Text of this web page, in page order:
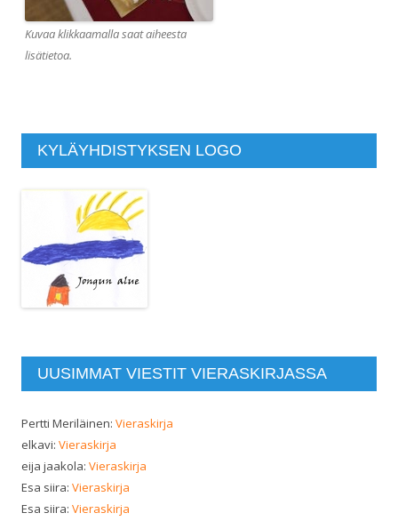
Kuvaa klikkaamalla saat aiheesta
lisätietoa.
KYLÄYHDISTYKSEN LOGO
UUSIMMAT VIESTIT VIERASKIRJASSA
Pertti Meriläinen: Vieraskirja
elkavi: Vieraskirja
eija jaakola: Vieraskirja
Esa siira: Vieraskirja
Esa siira: Vieraskirja